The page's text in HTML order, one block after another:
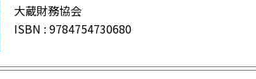
大蔵財務協会
ISBN : 9784754730680